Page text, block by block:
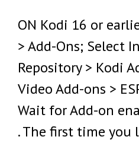
ON Kodi 16 or
> Add-Ons; Select
Repository > Kodi
Video Add-ons >
Wait for Add-on
. The first time you